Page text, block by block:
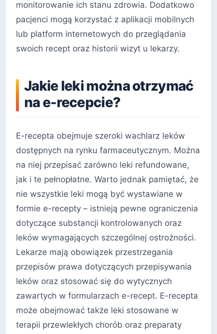
monitorowanie ich stanu zdrowia. Dodatkowo
pacjenci mogą korzystać z aplikacji mobilnych
lub platform internetowych do przeglądania
swoich recept oraz historii wizyt u lekarzy.
Jakie leki można otrzymać
na e-recepcie?
E-recepta obejmuje szeroki wachlarz leków
dostępnych na rynku farmaceutycznym. Można
na niej przepisać zarówno leki refundowane,
jak i te pełnopłatne. Warto jednak pamiętać, że
nie wszystkie leki mogą być wystawiane w
formie e-recepty – istnieją pewne ograniczenia
dotyczące substancji kontrolowanych oraz
leków wymagających szczególnej ostrożności.
Lekarze mają obowiązek przestrzegania
przepisów prawa dotyczących przepisywania
leków oraz stosować się do wytycznych
zawartych w formularzach e-recept. E-recepta
może obejmować także leki stosowane w
terapii przewlekłych chorób oraz preparaty